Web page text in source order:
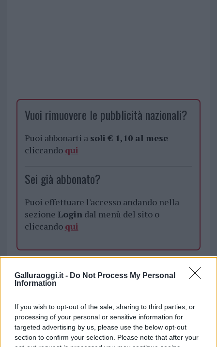
Galluraoggi.it - Do Not Process My Personal
Information
If you wish to opt-out of the sale, sharing to third parties, or
processing of your personal or sensitive information for
targeted advertising by us, please use the below opt-out
section to confirm your selection. Please note that after your
Vuoi rimuovere le pubblicità nazionali?
Puoi abbonarti a soli € 1,10 al mese
cliccando qui
Sei già abbonato?
Puoi effettuare l'accesso andando nella
sezione Login dal menù del sito o
cliccando qui
Carabinieri San Teodoro
Carabinieri Siniscola
Notizie San Teodoro
Notizie in tempo reale?
Entra nel canale telegram di
GalluraOggi.it